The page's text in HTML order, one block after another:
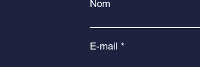
Nom
E-mail